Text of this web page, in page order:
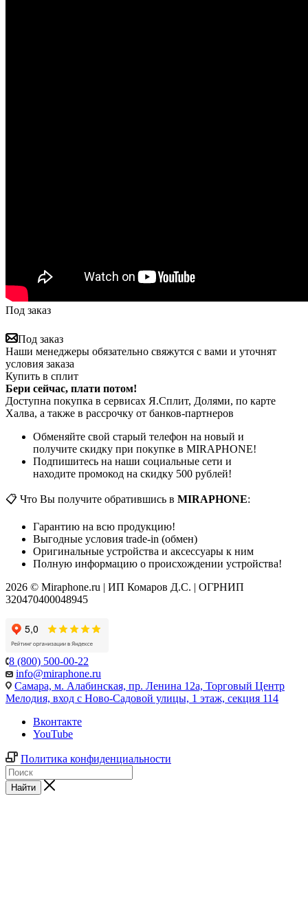
Под заказ
Под заказ
Наши менеджеры обязательно свяжутся с вами и уточнят
условия заказа
Купить в сплит
Бери сейчас, плати потом!
Доступна покупка в сервисах Я.Сплит, Долями, по карте
Халва, а также в рассрочку от банков-партнеров
Обменяйте свой старый телефон на новый и
получите скидку при покупке в MIRAPHONE!
Подпишитесь на наши социальные сети и
находите промокод на скидку 500 рублей!
📋 Что Вы получите обратившись в MIRAPHONE:
Гарантию на всю продукцию!
Выгодные условия trade-in (обмен)
Оригинальные устройства и аксессуары к ним
Полную информацию о происхождении устройства!
2026 © Miraphone.ru | ИП Комаров Д.С. | ОГРНИП
320470400048945
8 (800) 500-00-22
info@miraphone.ru
Самара, м. Алабинская, пр. Ленина 12а, Торговый Центр
Мелодия, вход с Ново-Садовой улицы, 1 этаж, секция 114
Вконтакте
YouTube
Политика конфиденциальности
Найти